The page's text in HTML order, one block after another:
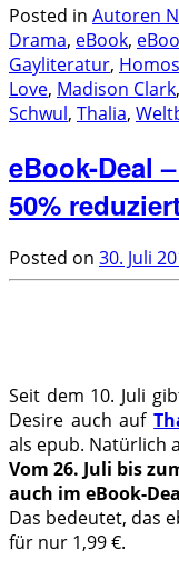
Posted in Autoren
Drama, eBook,
Gayliteratur,
Love, Madison Clark,
Schwul, Thalia,
eBook-Deal
50%
Posted on 30. Juli
Seit dem 10. Juli
Desire auch auf
als epub. Natürlich
Vom 26. Juli bis
auch im eBook-
Das bedeutet, das
für nur 1,99 €.